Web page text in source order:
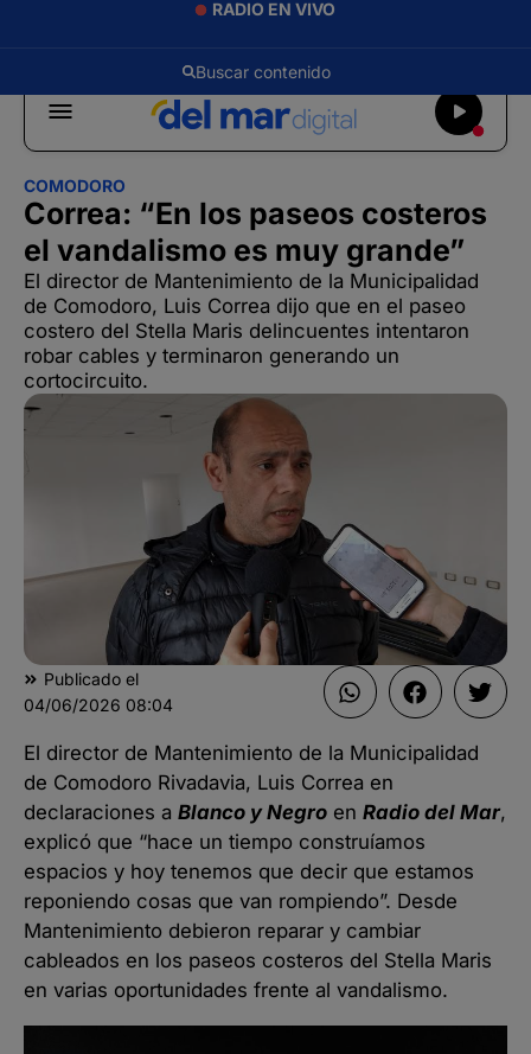
RADIO EN VIVO
COMODORO
Correa: “En los paseos costeros
el vandalismo es muy grande”
El director de Mantenimiento de la Municipalidad
de Comodoro, Luis Correa dijo que en el paseo
costero del Stella Maris delincuentes intentaron
robar cables y terminaron generando un
cortocircuito.
Publicado el
04/06/2026 08:04
El director de Mantenimiento de la Municipalidad
de Comodoro Rivadavia, Luis Correa en
declaraciones a Blanco y Negro en Radio del Mar,
explicó que “hace un tiempo construíamos
espacios y hoy tenemos que decir que estamos
reponiendo cosas que van rompiendo”. Desde
Mantenimiento debieron reparar y cambiar
cableados en los paseos costeros del Stella Maris
en varias oportunidades frente al vandalismo.